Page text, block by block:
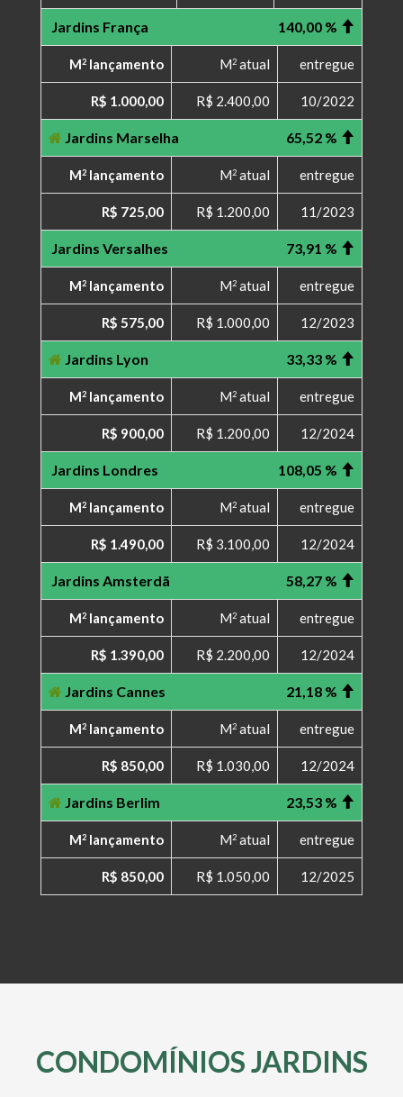
Jardins França 140,00 %
M2 lançamento M2 atual entregue
R$ 1.000,00 R$ 2.400,00 10/2022
Jardins Marselha 65,52 %
M2 lançamento M2 atual entregue
R$ 725,00 R$ 1.200,00 11/2023
Jardins Versalhes 73,91 %
M2 lançamento M2 atual entregue
R$ 575,00 R$ 1.000,00 12/2023
Jardins Lyon 33,33 %
M2 lançamento M2 atual entregue
R$ 900,00 R$ 1.200,00 12/2024
Jardins Londres 108,05 %
M2 lançamento M2 atual entregue
R$ 1.490,00 R$ 3.100,00 12/2024
Jardins Amsterdã 58,27 %
M2 lançamento M2 atual entregue
R$ 1.390,00 R$ 2.200,00 12/2024
Jardins Cannes 21,18 %
M2 lançamento M2 atual entregue
R$ 850,00 R$ 1.030,00 12/2024
Jardins Berlim 23,53 %
M2 lançamento M2 atual entregue
R$ 850,00 R$ 1.050,00 12/2025
CONDOMÍNIOS JARDINS